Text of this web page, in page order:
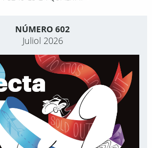
NÚMERO 602
Juliol 2026